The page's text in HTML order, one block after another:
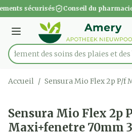
Aller au contenu
1 de 1
sécurisés Conseil du
Menu
Rechercherdes soins des plaies et des
Accueil / Sensura Mio Flex 2p P/f
Sensura Mio Flex 2p
Maxi+fenetre 70mm